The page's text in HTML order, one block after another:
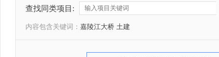
查找同类项目:
内容包含关键词： 嘉陵江大桥 土建